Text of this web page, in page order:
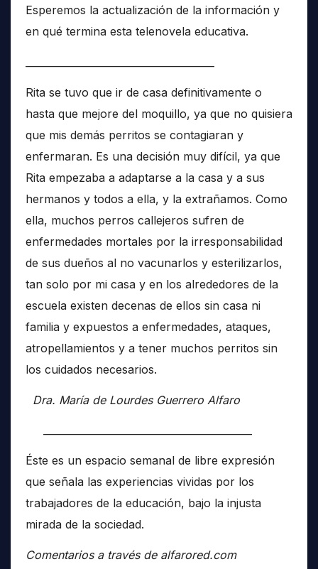
Esperemos la actualización de la información y
en qué termina esta telenovela educativa.
Rita se tuvo que ir de casa definitivamente o
hasta que mejore del moquillo, ya que no quisiera
que mis demás perritos se contagiaran y
enfermaran. Es una decisión muy difícil, ya que
Rita empezaba a adaptarse a la casa y a sus
hermanos y todos a ella, y la extrañamos. Como
ella, muchos perros callejeros sufren de
enfermedades mortales por la irresponsabilidad
de sus dueños al no vacunarlos y esterilizarlos,
tan solo por mi casa y en los alrededores de la
escuela existen decenas de ellos sin casa ni
familia y expuestos a enfermedades, ataques,
atropellamientos y a tener muchos perritos sin
los cuidados necesarios.
Dra. María de Lourdes Guerrero Alfaro
Éste es un espacio semanal de libre expresión
que señala las experiencias vividas por los
trabajadores de la educación, bajo la injusta
mirada de la sociedad.
Comentarios a través de alfarored.com